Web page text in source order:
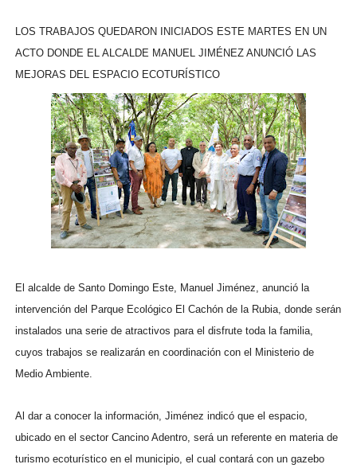
LOS TRABAJOS QUEDARON INICIADOS ESTE MARTES EN UN
ACTO DONDE EL ALCALDE MANUEL JIMÉNEZ ANUNCIÓ LAS
MEJORAS DEL ESPACIO ECOTURÍSTICO
El alcalde de Santo Domingo Este, Manuel Jiménez, anunció la
intervención del Parque Ecológico El Cachón de la Rubia, donde serán
instalados una serie de atractivos para el disfrute toda la familia,
cuyos trabajos se realizarán en coordinación con el Ministerio de
Medio Ambiente.
Al dar a conocer la información, Jiménez indicó que el espacio,
ubicado en el sector Cancino Adentro, será un referente en materia de
turismo ecoturístico en el municipio, el cual contará con un gazebo